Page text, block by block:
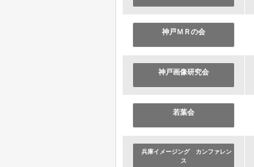
神戸ＭＲの会
神戸画像研究会
若葉会
兵庫イメージング カンファレン
ス